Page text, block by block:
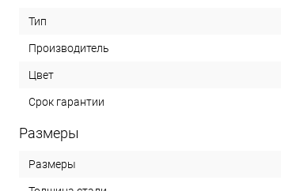
Тип
Производитель
Цвет
Срок гарантии
Размеры
Размеры